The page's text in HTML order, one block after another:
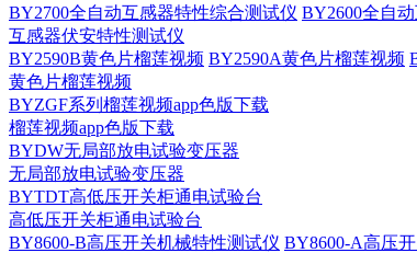
BY2700全自动互感器特性综合测试仪 BY2600全自
互感器伏安特性测试仪
BY2590B黄色片榴莲视频 BY2590A黄色片榴莲视频
黄色片榴莲视频
BYZGF系列榴莲视频app色版下载
榴莲视频app色版下载
BYDW无局部放电试验变压器
无局部放电试验变压器
BYTDT高低压开关柜通电试验台
高低压开关柜通电试验台
BY8600-B高压开关机械特性测试仪 BY8600-A高压